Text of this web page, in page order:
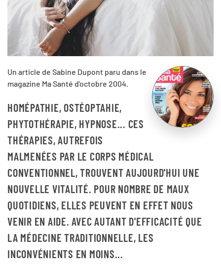
Un article de Sabine Dupont paru dans le
magazine Ma Santé d'octobre 2004.
HOMÉPATHIE, OSTÉOPTAHIE,
PHYTOTHÉRAPIE, HYPNOSE... CES
THÉRAPIES, AUTREFOIS
MALMENÉES PAR LE CORPS MÉDICAL
CONVENTIONNEL, TROUVENT AUJOURD'HUI UNE
NOUVELLE VITALITÉ. POUR NOMBRE DE MAUX
QUOTIDIENS, ELLES PEUVENT EN EFFET NOUS
VENIR EN AIDE. AVEC AUTANT D'EFFICACITÉ QUE
LA MÉDECINE TRADITIONNELLE, LES
INCONVÉNIENTS EN MOINS...